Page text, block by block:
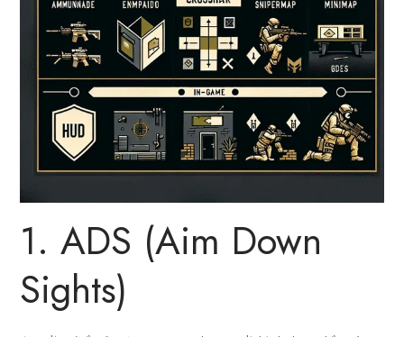
1. ADS (Aim Down
Sights)